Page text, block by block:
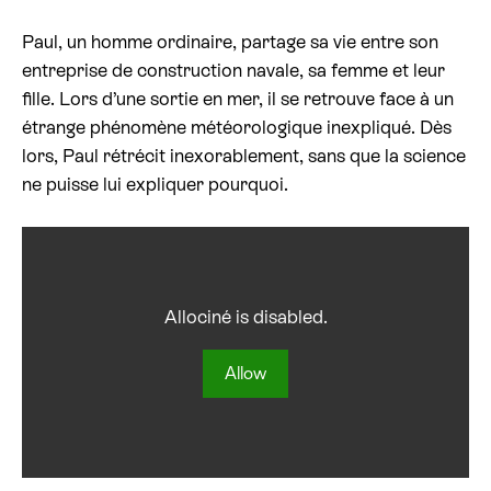
Billetterie cinéma
Rechercher
Paul, un homme ordinaire, partage sa vie entre son
entreprise de construction navale, sa femme et leur
fille. Lors d’une sortie en mer, il se retrouve face à un
étrange phénomène météorologique inexpliqué. Dès
lors, Paul rétrécit inexorablement, sans que la science
ne puisse lui expliquer pourquoi.
Allociné is disabled.
Allow